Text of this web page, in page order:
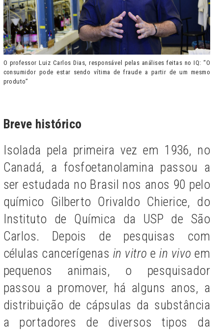
O professor Luiz Carlos Dias, responsável pelas análises feitas no IQ: “O
consumidor pode estar sendo vítima de fraude a partir de um mesmo
produto”
Breve histórico
Isolada pela primeira vez em 1936, no
Canadá, a fosfoetanolamina passou a
ser estudada no Brasil nos anos 90 pelo
químico Gilberto Orivaldo Chierice, do
Instituto de Química da USP de São
Carlos. Depois de pesquisas com
células cancerígenas in vitro e in vivo em
pequenos animais, o pesquisador
passou a promover, há alguns anos, a
distribuição de cápsulas da substância
a portadores de diversos tipos da